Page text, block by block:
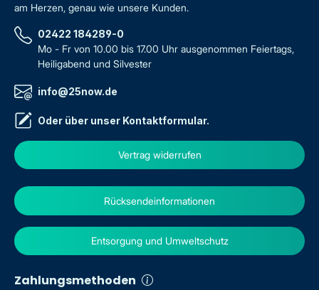
am Herzen, genau wie unsere Kunden.
02422 184289-0
Mo - Fr von 10.00 bis 17.00 Uhr ausgenommen Feiertags,
Heiligabend und Silvester
info@25now.de
Oder über unser Kontaktformular.
Vertrag widerrufen
Zahlungsmethoden
Rücksendeinformationen
Entsorgung und Umweltschutz